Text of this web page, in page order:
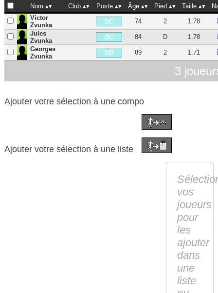
Nom Club Poste Âge Pied Taille
Victor
Zvunka
DC 74 2
1.78
Jules
Zvunka
DC 84 D
1.78
Georges
Zvunka
DD 89 2 1.71
3
Ajouter votre sélection à une compo
Ajouter votre sélection à une liste
vos
joueurs
pour
les
ajouter
dans
une
liste